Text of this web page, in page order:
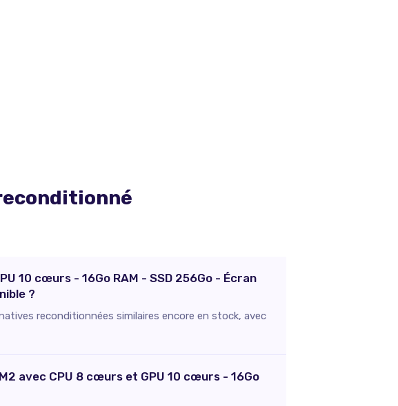
10 cœurs - 16Go RAM - SSD 256Go - Écran
?
reconditionnées similaires encore en stock, avec
avec CPU 8 cœurs et GPU 10 cœurs - 16Go